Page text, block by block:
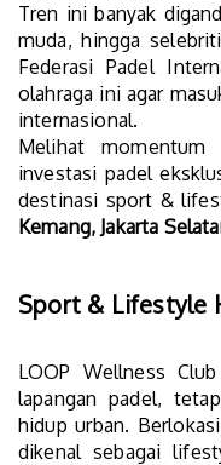
Tren ini banyak
muda, hingga
Federasi Padel
olahraga ini agar
internasional.
Melihat momentum
investasi padel
destinasi sport &
Kemang, Jakarta
Sport & Lifestyle
LOOP Wellness
lapangan padel,
hidup urban.
dikenal sebagai